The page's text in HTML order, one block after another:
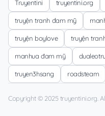
Truyentini truyentini.org
truyện tranh đam mỹ
truyện boylove truyện
manhua đam mỹ
truyen3hsang roadsteam
Copyright © 2025 truyentini.org.